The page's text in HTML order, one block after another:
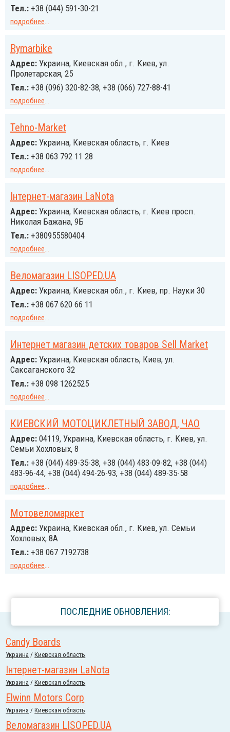
Тел.: +38 (044) 591-30-21
подробнее...
Rymarbike
Адрес: Украина, Киевская обл., г. Киев, ул.
Пролетарская, 25
Тел.: +38 (096) 320-82-38, +38 (066) 727-88-41
подробнее...
Tehno-Market
Адрес: Украина, Киевская область, г. Киев
Тел.: +38 063 792 11 28
подробнее...
Інтернет-магазин LaNota
Адрес: Украина, Киевская область, г. Киев просп.
Николая Бажана, 9Б
Тел.: +380955580404
подробнее...
Веломагазин LISOPED.UA
Адрес: Украина, Киевская обл., г. Киев, пр. Науки 30
Тел.: +38 067 620 66 11
подробнее...
Интернет магазин детских товаров Sell Market
Адрес: Украина, Киевская область, Киев, ул.
Саксаганского 32
Тел.: +38 098 1262525
подробнее...
КИЕВСКИЙ МОТОЦИКЛЕТНЫЙ ЗАВОД, ЧАО
Адрес: 04119, Украина, Киевская область, г. Киев, ул.
Семьи Хохловых, 8
Тел.: +38 (044) 489-35-38, +38 (044) 483-09-82, +38 (044)
483-96-44, +38 (044) 494-26-93, +38 (044) 489-35-58
подробнее...
Мотовеломаркет
Адрес: Украина, Киевская обл., г. Киев, ул. Семьи
Хохловых, 8А
Тел.: +38 067 7192738
подробнее...
ПОСЛЕДНИЕ ОБНОВЛЕНИЯ:
Candy Boards
Украина /Киевская область
Інтернет-магазин LaNota
Украина /Киевская область
Elwinn Motors Corp
Украина /Киевская область
Веломагазин LISOPED.UA